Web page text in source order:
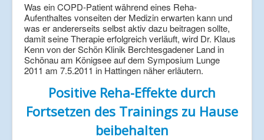
Was ein COPD-Patient während eines Reha-
Aufenthaltes vonseiten der Medizin erwarten kann und
was er andererseits selbst aktiv dazu beitragen sollte,
damit seine Therapie erfolgreich verläuft, wird Dr. Klaus
Kenn von der Schön Klinik Berchtesgadener Land in
Schönau am Königsee auf dem Symposium Lunge
2011 am 7.5.2011 in Hattingen näher erläutern.
Positive Reha-Effekte durch
Fortsetzen des Trainings zu Hause
beibehalten